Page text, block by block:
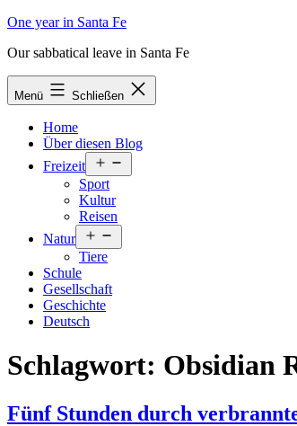
Zum
springen
One year in Santa Fe
Our sabbatical leave in Santa Fe
Menü Schließen
Home
Über diesen Blog
Freizeit
öffnen
Sport
Kultur
Reisen
Natur
öffnen
Tiere
Schule
Gesellschaft
Geschichte
Deutsch
Schlagwort: Obsidian
Fünf Stunden durch